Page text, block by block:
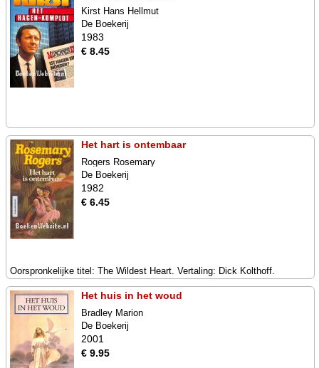
Kirst Hans Hellmut
De Boekerij
1983
€ 8.45
Het hart is ontembaar
Rogers Rosemary
De Boekerij
1982
€ 6.45
Oorspronkelijke titel: The Wildest Heart. Vertaling: Dick Kolthoff.
Het huis in het woud
Bradley Marion
De Boekerij
2001
€ 9.95